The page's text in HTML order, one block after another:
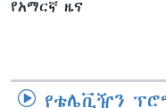
የአማርኛ ዜና
የቴሌቪዥን